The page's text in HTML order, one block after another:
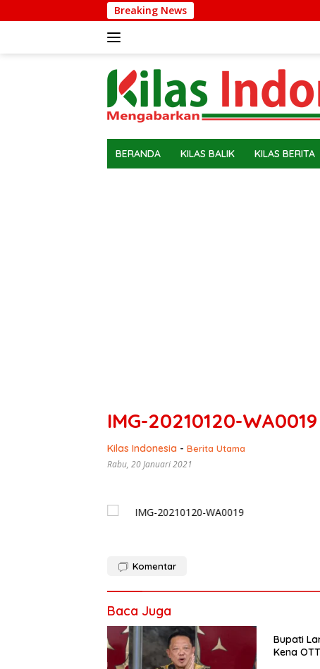
ke
Breaking News
BERANDA KILAS BALIK KILAS BERITA
IMG-20210120-WA0019
Kilas Indonesia - Berita Utama
Rabu, 20 Januari 2021
Komentar
Baca Juga
Bupati
Kena